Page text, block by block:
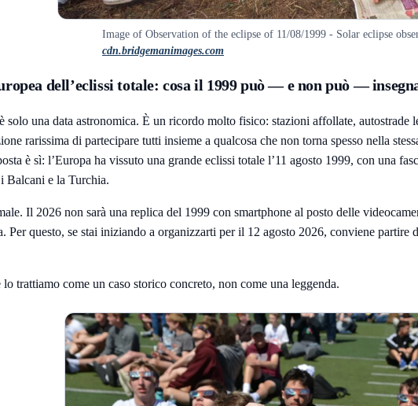
Image of Observation of the eclipse of 11/08/1999 - Solar eclipse
cdn.bridgemanimages.com
dell’eclissi totale: cosa il 1999 può — e non può —
solo una data astronomica. È un ricordo molto fisico: stazioni affollate,
rarissima di partecipare tutti insieme a qualcosa che non torna spesso nella
è sì: l’Europa ha vissuto una grande eclissi totale l’11 agosto 1999, con una
Balcani e la Turchia.
Il 2026 non sarà una replica del 1999 con smartphone al posto delle
Per questo, se stai iniziando a organizzarti per il 12 agosto 2026, conviene partire
trattiamo come un caso storico concreto, non come una leggenda.